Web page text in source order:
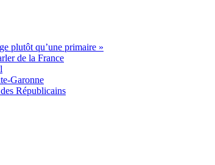
plutôt qu’une primaire »
de la France
Garonne
Républicains